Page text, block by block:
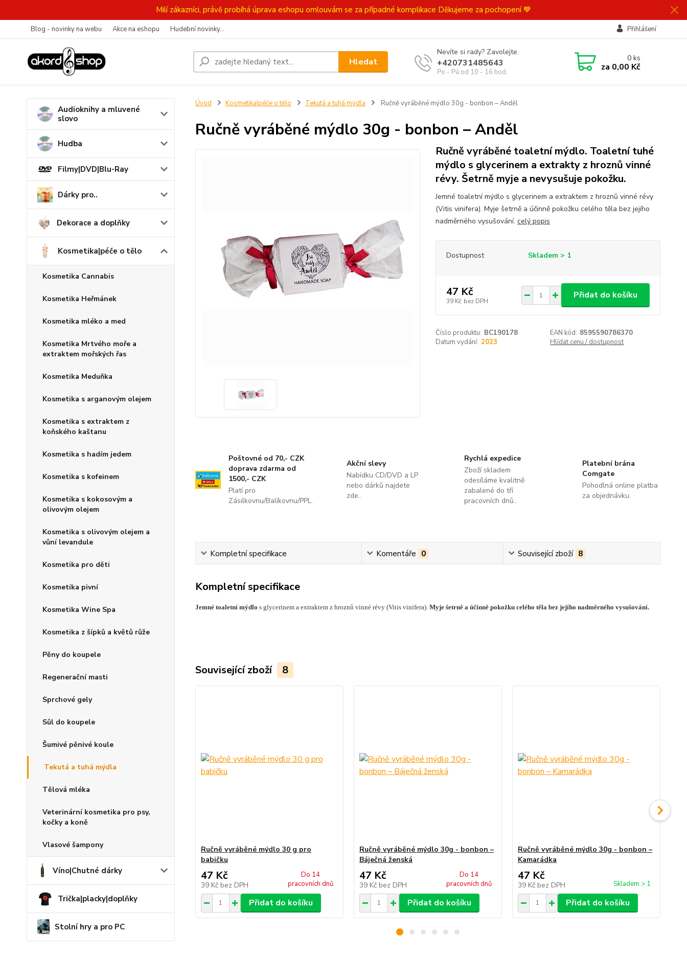
Milí zákazníci, právě probíhá úprava eshopu omlouvám se za případné komplikace Děkujeme za pochopení 💙
Blog - novinky na webu Akce na eshopu Hudební novinky... Přihlášení
Hledat
Nevíte si rady? Zavolejte.
+420731485643
Po - Pá od 10 - 16 hod.
0ks
za 0,00 Kč
Audioknihy a mluvené
slovo
Hudba
Filmy|DVD|Blu-Ray
Dárky pro..
Dekorace a doplňky
Kosmetika|péče o tělo
Kosmetika Cannabis
Kosmetika Heřmánek
Kosmetika mléko a med
Kosmetika Mrtvého moře a
extraktem mořských řas
Kosmetika Meduňka
Kosmetika s arganovým olejem
Kosmetika s extraktem z
koňského kaštanu
Kosmetika s hadím jedem
Kosmetika s kofeinem
Kosmetika s kokosovým a
olivovým olejem
Kosmetika s olivovým olejem a
vůní levandule
Kosmetika pro děti
Kosmetika pivní
Kosmetika Wine Spa
Kosmetika z šípků a květů růže
Pěny do koupele
Regenerační masti
Sprchové gely
Sůl do koupele
Šumivé pěnivé koule
Tekutá a tuhá mýdla
Tělová mléka
Veterinární kosmetika pro psy,
kočky a koně
Vlasové šampony
Víno|Chutné dárky
Trička|placky|doplňky
Stolní hry a pro PC
Úvod Kosmetika|péče o tělo Tekutá a tuhá mýdla Ručně vyráběné mýdlo 30g - bonbon – Anděl
Ručně vyráběné mýdlo 30g - bonbon – Anděl
Ručně vyráběné toaletní mýdlo. Toaletní tuhé
mýdlo s glycerinem a extrakty z hroznů vinné
révy. Šetrně myje a nevysušuje pokožku.
Jemné toaletní mýdlo s glycerinem a extraktem z hroznů vinné révy
(Vitis vinifera). Myje šetrně a účinně pokožku celého těla bez jejího
nadměrného vysušování. celý popis
Dostupnost Skladem > 1
47 Kč
39 Kč bez DPH
Přidat do košíku
Číslo produktu: BC190178 EAN kód: 8595590786370
Datum vydání: 2023 Hlídat cenu / dostupnost
Poštovné od 70,- CZK
doprava zdarma od
1500,- CZK
Platí pro
Zásilkovnu/Balíkovnu/PPL.
Akční slevy
Nabídku CD/DVD a LP
nebo dárků najdete
zde..
Rychlá expedice
Zboží skladem
odesíláme kvalitně
zabalené do tří
pracovních dnů..
Platební brána
Comgate
Pohodlná online platba
za objednávku.
Kompletní specifikace Komentáře 0 Související zboží 8
Kompletní specifikace
Jemné toaletní mýdlo s glycerinem a extraktem z hroznů vinné révy (Vitis vinifera). Myje šetrně a účinně pokožku celého těla bez jejího nadměrného vysušování.
Související zboží 8
Ručně vyráběné mýdlo 30 g pro
babičku
47 Kč
39 Kč bez DPH
Do 14
pracovních dnů
Přidat do košíku
Ručně vyráběné mýdlo 30g - bonbon –
Báječná ženská
47 Kč
39 Kč bez DPH
Do 14
pracovních dnů
Přidat do košíku
Ručně vyráběné mýdlo 30g - bonbon –
Kamarádka
47 Kč
39 Kč bez DPH Skladem > 1
Přidat do košíku